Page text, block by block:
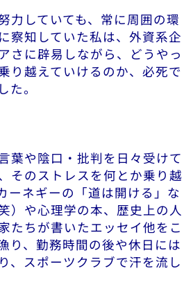
力していても、常に周囲の環
察知していた私は、外資系企
さに辟易しながら、どうやっ
り越えていけるのか、必死で
た。
葉や陰口・批判を日々受けて
そのストレスを何とか乗り越
ーネギーの「道は開ける」な
）や心理学の本、歴史上の人
たちが書いたエッセイ他をこ
り、勤務時間の後や休日には
、スポーツクラブで汗を流し